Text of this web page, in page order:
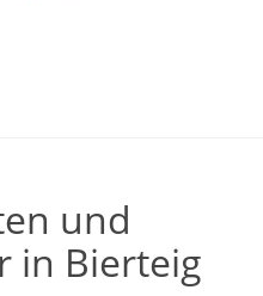
und
in Bierteig